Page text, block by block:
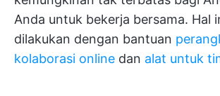
Anda untuk bekerja bersama. Hal
dilakukan dengan bantuan
kolaborasi online dan alat untuk